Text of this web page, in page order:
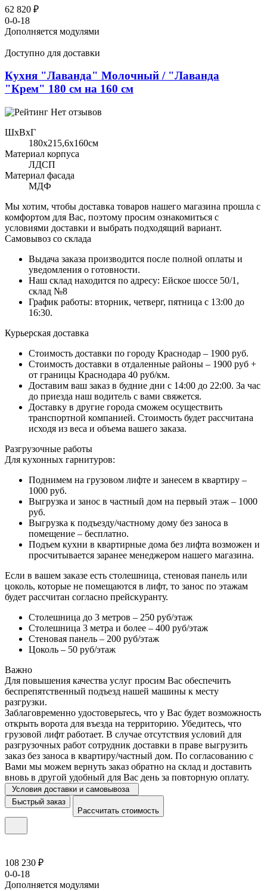
62 820 ₽
0-0-18
Дополняется модулями
Доступно для доставки
Кухня "Лаванда" Молочный / "Лаванда
"Крем" 180 см на 160 см
Нет отзывов
ШхВхГ
180x215,6х160см
Материал корпуса
ЛДСП
Материал фасада
МДФ
Мы хотим, чтобы доставка товаров нашего магазина прошла с
комфортом для Вас, поэтому просим ознакомиться с
условиями доставки и выбрать подходящий вариант.
Самовывоз со склада
Выдача заказа производится после полной оплаты и
уведомления о готовности.
Наш склад находится по адресу: Ейское шоссе 50/1,
склад №8
График работы: вторник, четверг, пятница с 13:00 до
16:30.
Курьерская доставка
Стоимость доставки по городу Краснодар – 1900 руб.
Стоимость доставки в отдаленные районы – 1900 руб +
от границы Краснодара 40 руб/км.
Доставим ваш заказ в будние дни с 14:00 до 22:00. За час
до приезда наш водитель с вами свяжется.
Доставку в другие города сможем осуществить
транспортной компанией. Стоимость будет рассчитана
исходя из веса и объема вашего заказа.
Разгрузочные работы
Для кухонных гарнитуров:
Поднимем на грузовом лифте и занесем в квартиру –
1000 руб.
Выгрузка и занос в частный дом на первый этаж – 1000
руб.
Выгрузка к подъезду/частному дому без заноса в
помещение – бесплатно.
Подъем кухни в квартирные дома без лифта возможен и
просчитывается заранее менеджером нашего магазина.
Если в вашем заказе есть столешница, стеновая панель или
цоколь, которые не помещаются в лифт, то занос по этажам
будет рассчитан согласно прейскуранту.
Столешница до 3 метров – 250 руб/этаж
Столешница 3 метра и более – 400 руб/этаж
Стеновая панель – 200 руб/этаж
Цоколь – 50 руб/этаж
Важно
Для повышения качества услуг просим Вас обеспечить
беспрепятственный подъезд нашей машины к месту
разгрузки.
Заблаговременно удостоверьтесь, что у Вас будет возможность
открыть ворота для въезда на территорию. Убедитесь, что
грузовой лифт работает. В случае отсутствия условий для
разгрузочных работ сотрудник доставки в праве выгрузить
заказ без заноса в квартиру/частный дом. По согласованию с
Вами мы можем вернуть заказ обратно на склад и доставить
вновь в другой удобный для Вас день за повторную оплату.
Условия доставки и самовывоза
Быстрый заказ
Рассчитать стоимость
108 230 ₽
0-0-18
Дополняется модулями